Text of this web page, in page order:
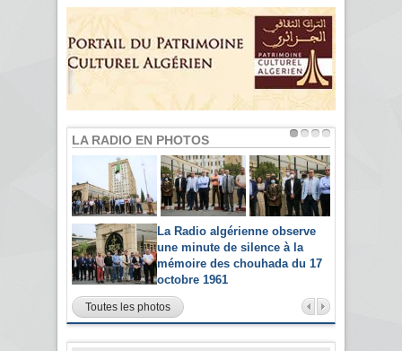
LA RADIO EN PHOTOS
La Radio algérienne observe
une minute de silence à la
mémoire des chouhada du 17
octobre 1961
Toutes les photos